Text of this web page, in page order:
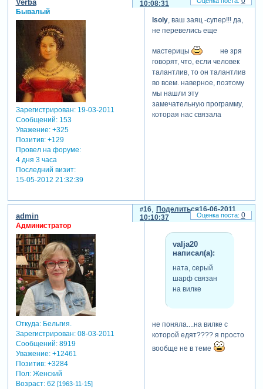
10:08:31
Verba
Бывалый
Зарегистрирован: 19-03-2011
Сообщений:153
Уважение: +325
Позитив: +129
Провел на форуме:
4 дня 3 часа
Последний визит:
15-05-2012 21:32:39
lsoly, ваш заяц -супер!!! да,
не перевелись еще
мастерицы
не зря
говорят, что, если человек
талантлив, то он талантлив
во всем. наверное, поэтому
мы нашли эту
замечательную программу,
которая нас связала
Поделиться
16
16-06-2011
10:10:37
admin
Администратор
Откуда:Бельгия.
Зарегистрирован: 08-03-2011
Сообщений:8919
Уважение: +12461
Позитив: +3284
Пол:Женский
Возраст:62 [1963-11-15]
valja20
написал(а):
ната, серый
шарф связан
на вилке
не поняла....на вилке с
которой едят???? я просто
вообще не в теме
0